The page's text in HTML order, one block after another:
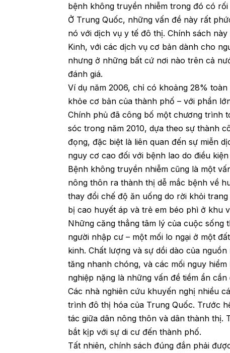
bệnh không truyền nhiễm trong đó có rối
Ở Trung Quốc, những vấn đề này rất
nó với dịch vụ y tế đô thị. Chính sách
Kinh, với các dịch vụ cơ bản dành cho
nhưng ở những bất cứ nơi nào trên cả
đánh giá.
Ví dụ năm 2006, chỉ có khoảng 28%
khỏe cơ bản của thành phố – với phần
Chính phủ đã công bố một chương trình
sóc trong năm 2010, dựa theo sự thành
đọng, đặc biệt là liên quan đến sự miễn
nguy cơ cao đối với bệnh lao do điều kiện
Bệnh không truyền nhiễm cũng là một
nông thôn ra thành thị dễ mắc bệnh về
thay đổi chế độ ăn uống do rời khỏi
bị cao huyết áp và trẻ em béo phì ở khu
Những căng thẳng tâm lý của cuộc
người nhập cư – một mối lo ngại ở một
kinh. Chất lượng và sự dồi dào của
tăng nhanh chóng, và các mối nguy
nghiệp nặng là những vấn đề tiềm ẩn cần
Các nhà nghiên cứu khuyến nghị nhiều
trình đô thị hóa của Trung Quốc. Trước
tác giữa dân nông thôn và dân thành
bắt kịp với sự di cư đến thành phố.
Tất nhiên, chính sách đúng đắn phải